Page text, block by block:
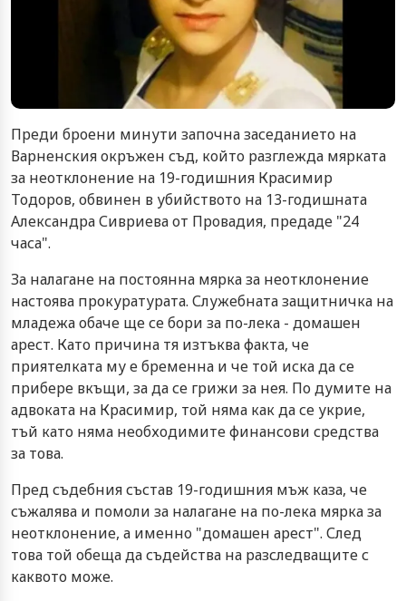
Преди броени минути започна заседанието на
Варненския окръжен съд, който разглежда мярката
за неотклонение на 19-годишния Красимир
Тодоров, обвинен в убийството на 13-годишната
Александра Сивриева от Провадия, предаде "24
часа".
За налагане на постоянна мярка за неотклонение
настоява прокуратурата. Служебната защитничка на
младежа обаче ще се бори за по-лека - домашен
арест. Като причина тя изтъква факта, че
приятелката му е бременна и че той иска да се
прибере вкъщи, за да се грижи за нея. По думите на
адвоката на Красимир, той няма как да се укрие,
тъй като няма необходимите финансови средства
за това.
Пред съдебния състав 19-годишния мъж каза, че
съжалява и помоли за налагане на по-лека мярка за
неотклонение, а именно "домашен арест". След
това той обеща да съдейства на разследващите с
каквото може.